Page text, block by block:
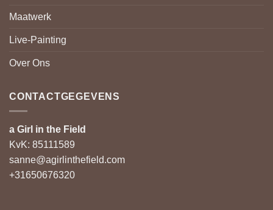
Maatwerk
Live-Painting
Over Ons
CONTACTGEGEVENS
a Girl in the Field
KvK: 85111589
sanne@agirlinthefield.com
+31650676320